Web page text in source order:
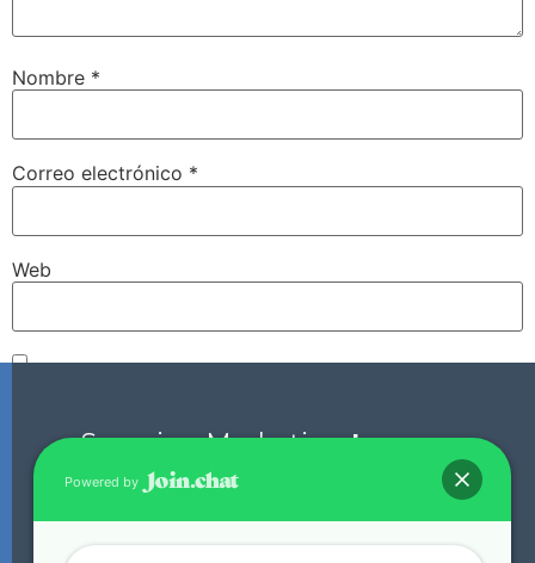
Nombre *
Correo electrónico *
Web
Scorpion MarketingLaguna.
Powered by